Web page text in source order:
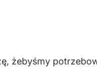
żebyśmy